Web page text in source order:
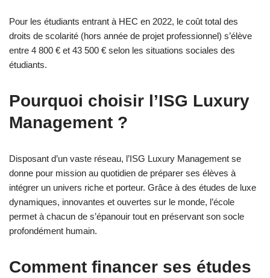
Pour les étudiants entrant à HEC en 2022, le coût total des
droits de scolarité (hors année de projet professionnel) s’élève
entre 4 800 € et 43 500 € selon les situations sociales des
étudiants.
Pourquoi choisir l’ISG Luxury
Management ?
Disposant d’un vaste réseau, l’ISG Luxury Management se
donne pour mission au quotidien de préparer ses élèves à
intégrer un univers riche et porteur. Grâce à des études de luxe
dynamiques, innovantes et ouvertes sur le monde, l’école
permet à chacun de s’épanouir tout en préservant son socle
profondément humain.
Comment financer ses études